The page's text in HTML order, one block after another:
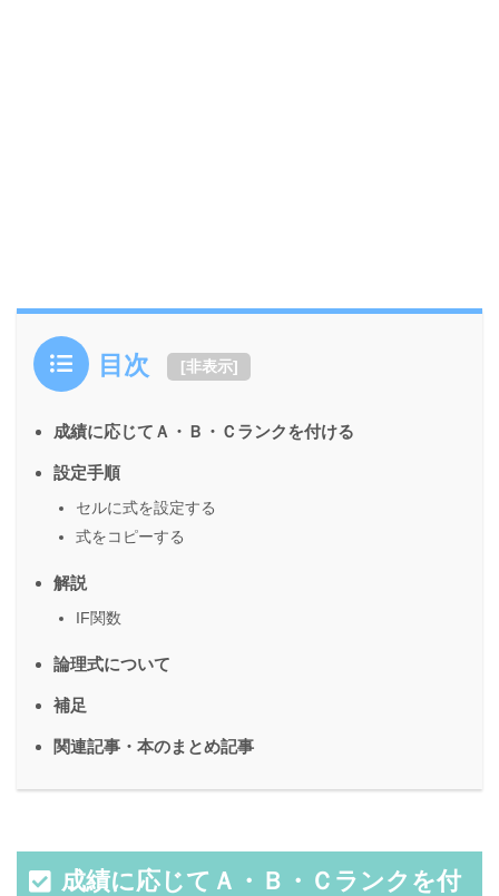
目次 [非表示]
成績に応じてＡ・Ｂ・Ｃランクを付ける
設定手順
セルに式を設定する
式をコピーする
解説
IF関数
論理式について
補足
関連記事・本のまとめ記事
成績に応じてＡ・Ｂ・Ｃランクを付